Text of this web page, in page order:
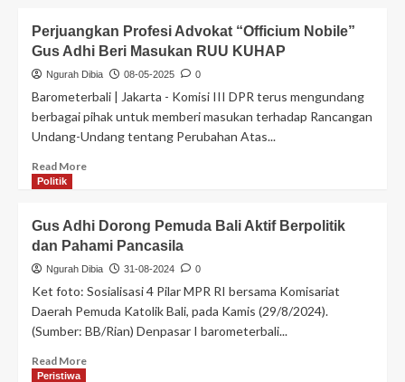
Perjuangkan Profesi Advokat “Officium Nobile”
Gus Adhi Beri Masukan RUU KUHAP
Ngurah Dibia 08-05-2025 0
Barometerbali | Jakarta - Komisi III DPR terus mengundang
berbagai pihak untuk memberi masukan terhadap Rancangan
Undang-Undang tentang Perubahan Atas...
Read More
Politik
Gus Adhi Dorong Pemuda Bali Aktif Berpolitik
dan Pahami Pancasila
Ngurah Dibia 31-08-2024 0
Ket foto: Sosialisasi 4 Pilar MPR RI bersama Komisariat
Daerah Pemuda Katolik Bali, pada Kamis (29/8/2024).
(Sumber: BB/Rian) Denpasar I barometerbali...
Read More
Peristiwa